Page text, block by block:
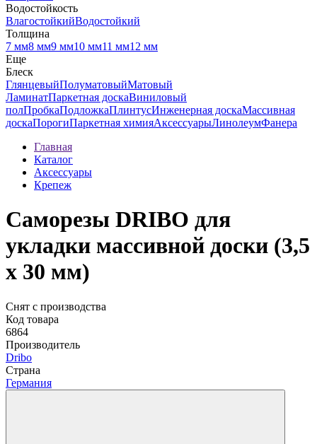
Водостойкость
ВлагостойкийВодостойкий
Толщина
7 мм8 мм9 мм10 мм11 мм12 мм
Еще
Блеск
ГлянцевыйПолуматовыйМатовый
ЛаминатПаркетная доскаВиниловый
полПробкаПодложкаПлинтусИнженерная доскаМассивная
доскаПорогиПаркетная химияАксессуарыЛинолеумФанера
Главная
Каталог
Аксессуары
Крепеж
Саморезы DRIBO для
укладки массивной доски (3,5
х 30 мм)
Снят с производства
Код товара
6864
Производитель
Dribo
Страна
Германия